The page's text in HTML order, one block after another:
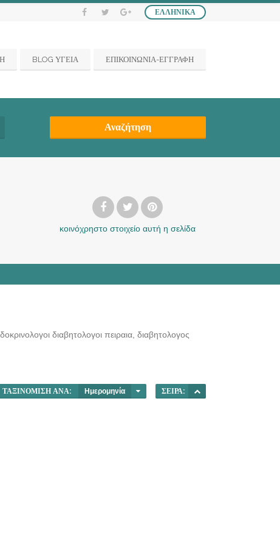
ΕΛΛΗΝΙΚΆ
BLOG ΥΓΕΙΑ ΕΠΙΚΟΙΝΩΝΙΑ-ΕΓΓΡΑΦΗ
Αναζήτηση
κοινόχρηστο στοιχείο αυτή η σελίδα
διαβητολογοι πειραια, διαβητολογος
ΤΑΞΙΝΌΜΙΣΗ ΑΝΆ: Ημερομηνία ΣΕΙΡΆ: